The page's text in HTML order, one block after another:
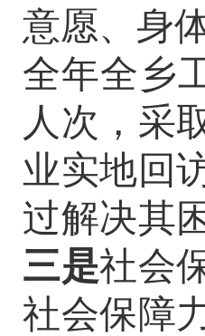
意愿、身
全年全乡
人次 ，采
业实地回
过解决其
三是社会
社会保障